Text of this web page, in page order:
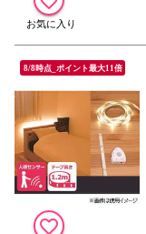
8/8時点_ポイント最大11倍